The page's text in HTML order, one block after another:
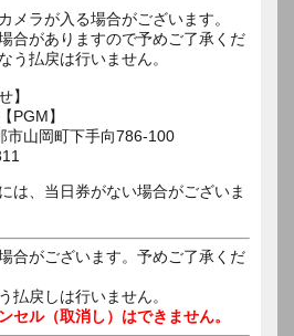
メラが入る場合がございます。
合がありますので予めご了承くだ
う払戻は行いません。
】
PGM】
市山岡町下手向786‐100
は、当日券がない場合がございま
合がございます。予めご了承くだ
払戻しは行いません。
セル（取消し）はできません。